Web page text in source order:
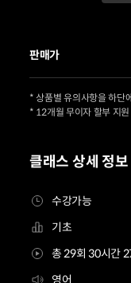
클래스 상세 정보
수강가능
기초
총 29회 30시간
영어
판매가
* 상품별 유의사항을 하단
* 12개월 무이자 할부 지